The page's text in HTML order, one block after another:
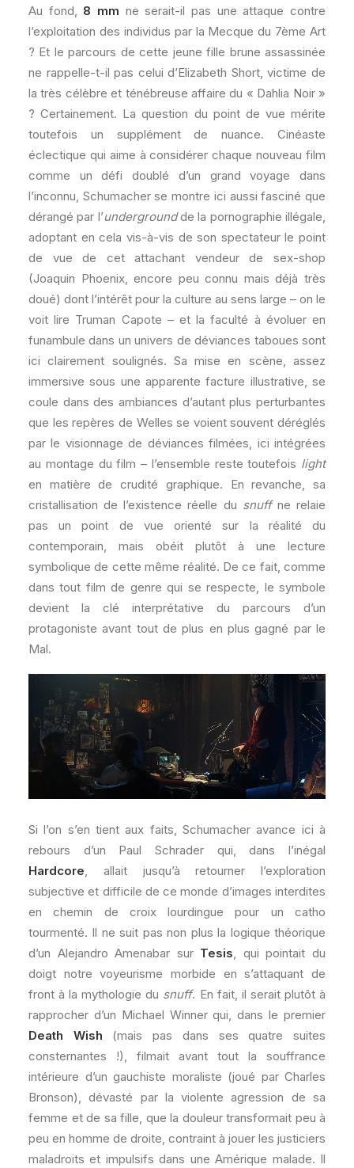
Au fond, 8 mm ne serait-il pas une attaque contre
l’exploitation des individus par la Mecque du 7ème Art
? Et le parcours de cette jeune fille brune assassinée
ne rappelle-t-il pas celui d’Elizabeth Short, victime de
la très célèbre et ténébreuse affaire du « Dahlia Noir »
? Certainement. La question du point de vue mérite
toutefois un supplément de nuance. Cinéaste
éclectique qui aime à considérer chaque nouveau film
comme un défi doublé d’un grand voyage dans
l’inconnu, Schumacher se montre ici aussi fasciné que
dérangé par l’undergroundde la pornographie illégale,
adoptant en cela vis-à-vis de son spectateur le point
de vue de cet attachant vendeur de sex-shop
(Joaquin Phoenix, encore peu connu mais déjà très
doué) dont l’intérêt pour la culture au sens large – on le
voit lire Truman Capote – et la faculté à évoluer en
funambule dans un univers de déviances taboues sont
ici clairement soulignés. Sa mise en scène, assez
immersive sous une apparente facture illustrative, se
coule dans des ambiances d’autant plus perturbantes
que les repères de Welles se voient souvent déréglés
par le visionnage de déviances filmées, ici intégrées
au montage du film – l’ensemble reste toutefois light
en matière de crudité graphique. En revanche, sa
cristallisation de l’existence réelle du snuffne relaie
pas un point de vue orienté sur la réalité du
contemporain, mais obéit plutôt à une lecture
symbolique de cette même réalité. De ce fait, comme
dans tout film de genre qui se respecte, le symbole
devient la clé interprétative du parcours d’un
protagoniste avant tout de plus en plus gagné par le
Mal.
Si l’on s’en tient aux faits, Schumacher avance ici à
rebours d’un Paul Schrader qui, dans l’inégal
Hardcore, allait jusqu’à retourner l’exploration
subjective et difficile de ce monde d’images interdites
en chemin de croix lourdingue pour un catho
tourmenté. Il ne suit pas non plus la logique théorique
d’un Alejandro Amenabar sur Tesis, qui pointait du
doigt notre voyeurisme morbide en s’attaquant de
front à la mythologie du snuff. En fait, il serait plutôt à
rapprocher d’un Michael Winner qui, dans le premier
Death Wish (mais pas dans ses quatre suites
consternantes !), filmait avant tout la souffrance
intérieure d’un gauchiste moraliste (joué par Charles
Bronson), dévasté par la violente agression de sa
femme et de sa fille, que la douleur transformait peu à
peu en homme de droite, contraint à jouer les justiciers
maladroits et impulsifs dans une Amérique malade. Il